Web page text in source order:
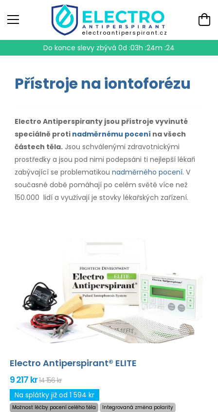
electroantiperspirant.cz
Do konce slevy zbývá 0d :03h :24m :24
Přístroje na iontoforézu
Electro Antiperspiranty jsou přístroje vyvinuté
speciálně proti nadměrnému pocení na všech
částech těla. Jsou schválenými zdravotnickými
prostředky a jsou pod nimi podepsáni ti nejlepší lékaři
zabývající se problematikou nadměrného pocení. V
současné době pomáhají po celém světě více než
150.000 lidí a využívají je stovky lékařských zařízení.
Electro Antiperspirant® ELITE
9 217 kr14 156 kr
Na splátky již od 1 594 kr
Možnost léčby pocení celého těla
Integrovaná změna polarity